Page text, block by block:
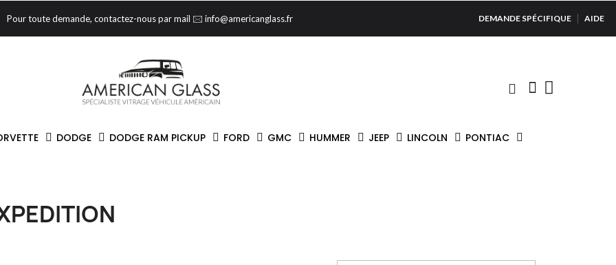
Pour toute demande, contactez-nous par mail 🖂 info@americanglass.fr DEMANDE SPÉCIFIQUE AIDE
DODGE DODGE RAM PICKUP FORD GMC HUMMER JEEP LINCOLN PONTIAC